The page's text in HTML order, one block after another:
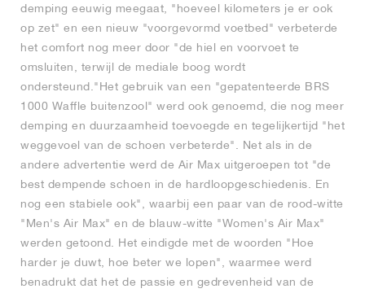
demping eeuwig meegaat, "hoeveel kilometers je er ook
op zet" en een nieuw "voorgevormd voetbed" verbeterde
het comfort nog meer door "de hiel en voorvoet te
omsluiten, terwijl de mediale boog wordt
ondersteund."Het gebruik van een "gepatenteerde BRS
1000 Waffle buitenzool" werd ook genoemd, die nog meer
demping en duurzaamheid toevoegde en tegelijkertijd "het
weggevoel van de schoen verbeterde". Net als in de
andere advertentie werd de Air Max uitgeroepen tot "de
best dempende schoen in de hardloopgeschiedenis. En
nog een stabiele ook", waarbij een paar van de rood-witte
"Men's Air Max" en de blauw-witte "Women's Air Max"
werden getoond. Het eindigde met de woorden "Hoe
harder je duwt, hoe beter we lopen", waarmee werd
benadrukt dat het de passie en gedrevenheid van de